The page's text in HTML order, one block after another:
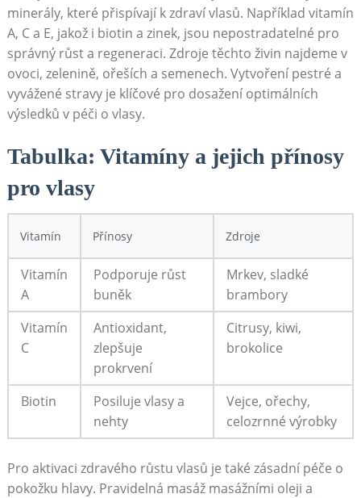
minerály, které přispívají k zdraví vlasů. Například vitamín
A, C a E, jakož i biotin a zinek, jsou nepostradatelné pro
správný růst a regeneraci. Zdroje těchto živin najdeme v
ovoci, zelenině, ořeších a semenech. Vytvoření pestré a
vyvážené stravy je klíčové pro dosažení optimálních
výsledků v péči o vlasy.
Tabulka: Vitamíny a jejich přínosy
pro vlasy
Vitamín Přínosy Zdroje
Vitamín
A
Podporuje růst
buněk
Mrkev, sladké
brambory
Vitamín
C
Antioxidant,
zlepšuje
prokrvení
Citrusy, kiwi,
brokolice
Biotin
Posiluje vlasy a
nehty
Vejce, ořechy,
celozrnné výrobky
Pro aktivaci zdravého růstu vlasů je také zásadní péče o
pokožku hlavy. Pravidelná masáž masážními oleji a